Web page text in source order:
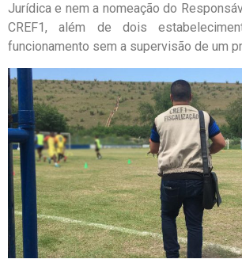
Jurídica e nem a nomeação do
CREF1, além de dois
funcionamento sem a supervisão de um